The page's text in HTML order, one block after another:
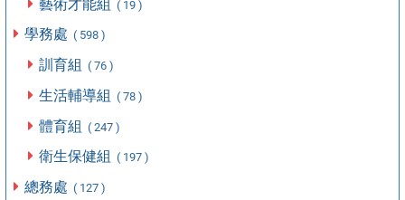
藝術才能組 ( 19 )
學務處 ( 598 )
訓育組 ( 76 )
生活輔導組 ( 78 )
體育組 ( 247 )
衛生保健組 ( 197 )
總務處 ( 127 )